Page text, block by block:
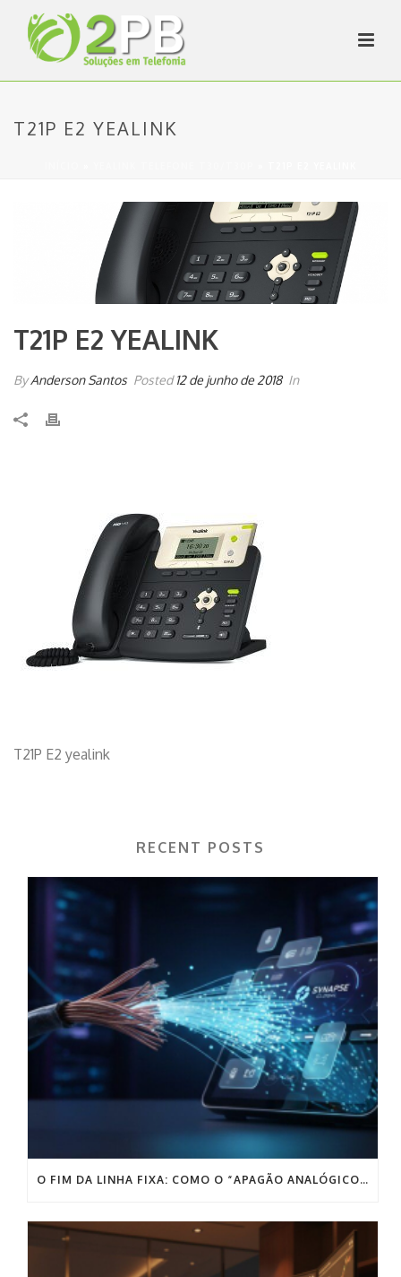
T21P E2 YEALINK
T21P E2 YEALINK
ByAnderson Santos Posted12 de junho de 2018 In
T21P E2 yealink
RECENT POSTS
O FIM DA LINHA FIXA: COMO O “APAGÃO ANALÓGICO” PODE DESTRUIR AS VENDAS DA SUA EMPRESA